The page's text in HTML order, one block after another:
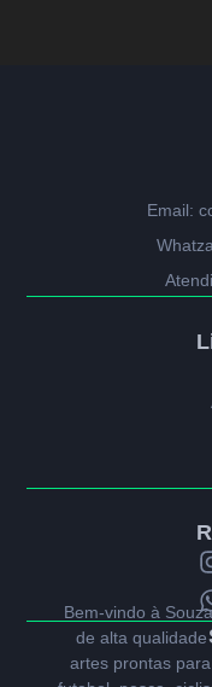
Bem-vindo à
de alta
artes prontas
Email: